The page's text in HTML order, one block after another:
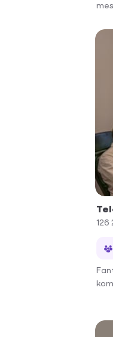
126